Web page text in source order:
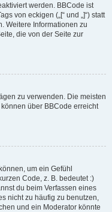
werden. BBCode ist
von eckigen („[“ und „]“) statt
Weitere Informationen zu
die von der Seite zur
zu verwenden. Die meisten
über BBCode erreicht
um ein Gefühl
Code, z. B. bedeutet :)
du beim Verfassen eines
nicht zu häufig zu benutzen,
und ein Moderator könnte